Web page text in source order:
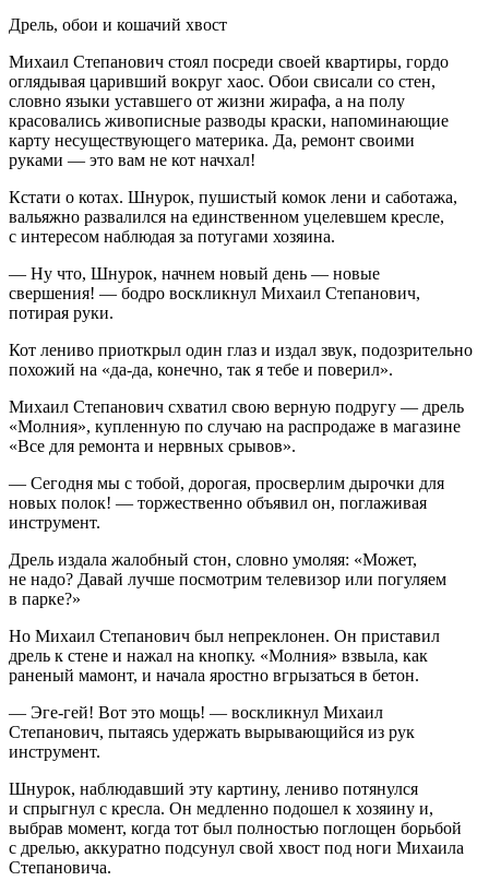
Дрель, обои и кошачий хвост
Михаил Степанович стоял посреди своей квартиры, гордо
оглядывая царивший вокруг хаос. Обои свисали со стен,
словно языки уставшего от жизни жирафа, а на полу
красовались живописные разводы краски, напоминающие
карту несуществующего материка. Да, ремонт своими
руками — это вам не кот начхал!
Кстати о котах. Шнурок, пушистый комок лени и саботажа,
вальяжно развалился на единственном уцелевшем кресле,
с интересом наблюдая за потугами хозяина.
— Ну что, Шнурок, начнем новый день — новые
свершения! — бодро воскликнул Михаил Степанович,
потирая руки.
Кот лениво приоткрыл один глаз и издал звук, подозрительно
похожий на «да-да, конечно, так я тебе и поверил».
Михаил Степанович схватил свою верную подругу — дрель
«Молния», купленную по случаю на распродаже в магазине
«Все для ремонта и нервных срывов».
— Сегодня мы с тобой, дорогая, просверлим дырочки для
новых полок! — торжественно объявил он, поглаживая
инструмент.
Дрель издала жалобный стон, словно умоляя: «Может,
не надо? Давай лучше посмотрим телевизор или погуляем
в парке?»
Но Михаил Степанович был непреклонен. Он приставил
дрель к стене и нажал на кнопку. «Молния» взвыла, как
раненый мамонт, и начала яростно вгрызаться в бетон.
— Эге-гей! Вот это мощь! — воскликнул Михаил
Степанович, пытаясь удержать вырывающийся из рук
инструмент.
Шнурок, наблюдавший эту картину, лениво потянулся
и спрыгнул с кресла. Он медленно подошел к хозяину и,
выбрав момент, когда тот был полностью поглощен борьбой
с дрелью, аккуратно подсунул свой хвост под ноги Михаила
Степановича.